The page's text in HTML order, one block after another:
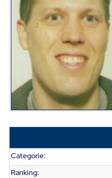
Categorie:
Ranking: